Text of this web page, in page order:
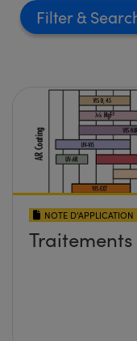
Filter
NOTE D’APPLICATION